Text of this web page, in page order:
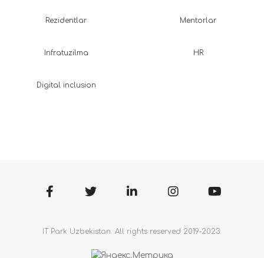
Rezidentlar
Infratuzilma
Digital inclusion
Mentorlar
HR
IT Park Uzbekistan. All rights reserved 2019-2023.